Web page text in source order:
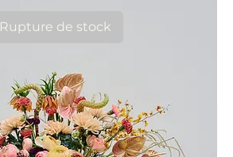
Rupture de stock